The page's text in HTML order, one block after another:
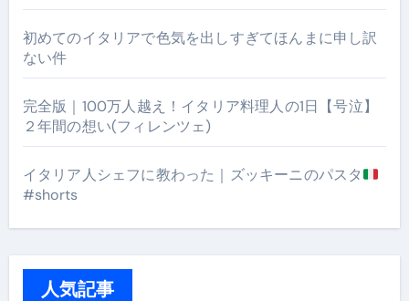
初めてのイタリアで色気を出しすぎてほんまに申し訳
ない件
完全版｜100万人越え！イタリア料理人の1日【号泣】
２年間の想い(フィレンツェ)
イタリア人シェフに教わった｜ズッキーニのパスタ
#shorts
人気記事